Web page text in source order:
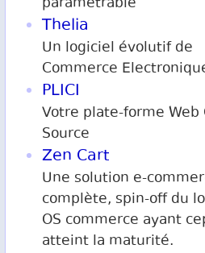
Thelia
Un logiciel évolutif de
Commerce
PLICI
Votre plate-forme Web
Source
Zen Cart
Une solution e-
complète, spin-off du
OS commerce ayant
atteint la maturité.